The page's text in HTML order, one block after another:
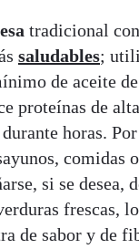
tradicional
saludables;
de aceite
proteínas de
horas.
comidas
si se desea,
frescas,
de sabor y de